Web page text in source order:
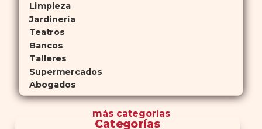
Limpieza
Jardinería
Teatros
Bancos
Talleres
Supermercados
Abogados
máscategorías
Categorías